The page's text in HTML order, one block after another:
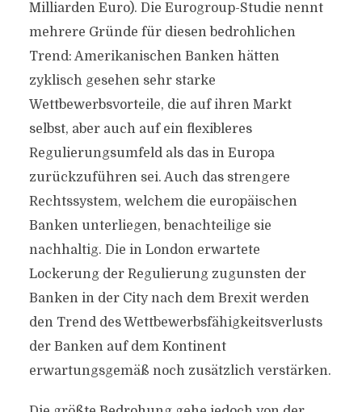
Milliarden Euro). Die Eurogroup-Studie nennt
mehrere Gründe für diesen bedrohlichen
Trend: Amerikanischen Banken hätten
zyklisch gesehen sehr starke
Wettbewerbsvorteile, die auf ihren Markt
selbst, aber auch auf ein flexibleres
Regulierungsumfeld als das in Europa
zurückzuführen sei. Auch das strengere
Rechtssystem, welchem die europäischen
Banken unterliegen, benachteilige sie
nachhaltig. Die in London erwartete
Lockerung der Regulierung zugunsten der
Banken in der City nach dem Brexit werden
den Trend des Wettbewerbsfähigkeitsverlusts
der Banken auf dem Kontinent
erwartungsgemäß noch zusätzlich verstärken.